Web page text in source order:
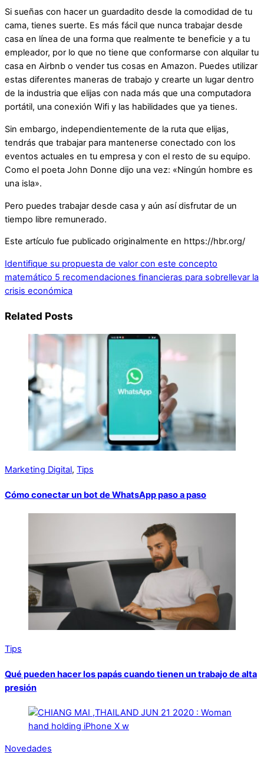
Si sueñas con hacer un guardadito desde la comodidad de tu
cama, tienes suerte. Es más fácil que nunca trabajar desde
casa en línea de una forma que realmente te beneficie y a tu
empleador, por lo que no tiene que conformarse con alquilar tu
casa en Airbnb o vender tus cosas en Amazon. Puedes utilizar
estas diferentes maneras de trabajo y crearte un lugar dentro
de la industria que elijas con nada más que una computadora
portátil, una conexión Wifi y las habilidades que ya tienes.
Sin embargo, independientemente de la ruta que elijas,
tendrás que trabajar para mantenerse conectado con los
eventos actuales en tu empresa y con el resto de su equipo.
Como el poeta John Donne dijo una vez: «Ningún hombre es
una isla».
Pero puedes trabajar desde casa y aún así disfrutar de un
tiempo libre remunerado.
Este artículo fue publicado originalmente en https://hbr.org/
Identifique su propuesta de valor con este concepto
matemático 5 recomendaciones financieras para sobrellevar la
crisis económica
Related Posts
Marketing Digital, Tips
Cómo conectar un bot de WhatsApp paso a paso
Tips
Qué pueden hacer los papás cuando tienen un trabajo de alta
presión
Novedades